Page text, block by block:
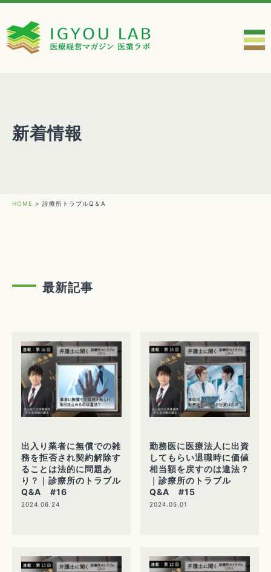
新着情報
HOME > 診療所トラブルQ＆A
最新記事
出入り業者に無償での雑
務を拒否され契約解除す
ることは法的に問題あ
り？｜診療所のトラブル
Q&A #16
2024.06.24
勤務医に医療法人に出資
してもらい退職時に価値
相当額を戻すのは違法？
｜診療所のトラブル
Q&A #15
2024.05.01